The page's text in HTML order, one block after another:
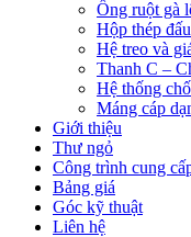
Ống ruột gà
Hộp thép
Hệ treo và
Thanh C –
Hệ thống
Máng cáp
Giới thiệu
Thư ngỏ
Công trình cung
Bảng giá
Góc kỹ thuật
Liên hệ